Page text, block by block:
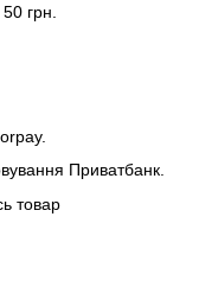
грн.
Приватбанк.
товар